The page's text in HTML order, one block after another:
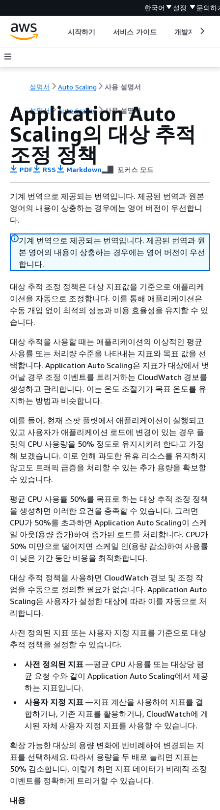
한국어 설정 문의하
시작하기 서비스 가이드 개발자 도구
설명서 Auto Scaling 사용 설명서
설명서 Auto Scaling 사용 설명서
Application Auto
Scaling의 대상 추적
조정 정책
PDF RSS Markdown 포커스 모드
기계 번역으로 제공되는 번역입니다. 제공된 번역과 원본
영어의 내용이 상충하는 경우에는 영어 버전이 우선합니
다.
기계 번역으로 제공되는 번역입니다. 제공된 번역과 원
본 영어의 내용이 상충하는 경우에는 영어 버전이 우선
합니다.
대상 추적 조정 정책은 대상 지표값을 기준으로 애플리케
이션을 자동으로 조정합니다. 이를 통해 애플리케이션은
수동 개입 없이 최적의 성능과 비용 효율성을 유지할 수 있
습니다.
대상 추적을 사용할 때는 애플리케이션의 이상적인 평균
사용률 또는 처리량 수준을 나타내는 지표와 목표 값을 선
택합니다. Application Auto Scaling은 지표가 대상에서 벗
어날 경우 조정 이벤트를 트리거하는 CloudWatch 경보를
생성하고 관리합니다. 이는 온도 조절기가 목표 온도를 유
지하는 방법과 비슷합니다.
예를 들어, 현재 스팟 플릿에서 애플리케이션이 실행되고
있고 사용자가 애플리케이션 로드에 변경이 있는 경우 플
릿의 CPU 사용량을 50% 정도로 유지시키려 한다고 가정
해 보겠습니다. 이로 인해 과도한 유휴 리소스를 유지하지
않고도 트래픽 급증을 처리할 수 있는 추가 용량을 확보할
수 있습니다.
평균 CPU 사용률 50%를 목표로 하는 대상 추적 조정 정책
을 생성하면 이러한 요건을 충족할 수 있습니다. 그러면
CPU가 50%를 초과하면 Application Auto Scaling이 스케
일 아웃(용량 증가)하여 증가된 로드를 처리합니다. CPU가
50% 미만으로 떨어지면 스케일 인(용량 감소)하여 사용률
이 낮은 기간 동안 비용을 최적화합니다.
대상 추적 정책을 사용하면 CloudWatch 경보 및 조정 작
업을 수동으로 정의할 필요가 없습니다. Application Auto
Scaling은 사용자가 설정한 대상에 따라 이를 자동으로 처
리합니다.
사전 정의된 지표 또는 사용자 지정 지표를 기준으로 대상
추적 정책을 설정할 수 있습니다.
사전 정의된 지표 —평균 CPU 사용률 또는 대상당 평
균 요청 수와 같이 Application Auto Scaling에서 제공
하는 지표입니다.
사용자 지정 지표 —지표 계산을 사용하여 지표를 결
합하거나, 기존 지표를 활용하거나, CloudWatch에 게
시된 자체 사용자 지정 지표를 사용할 수 있습니다.
확장 가능한 대상의 용량 변화에 반비례하여 변경되는 지
표를 선택하세요. 따라서 용량을 두 배로 늘리면 지표는
50% 감소합니다. 이렇게 하면 지표 데이터가 비례적 조정
이벤트를 정확하게 트리거할 수 있습니다.
내용